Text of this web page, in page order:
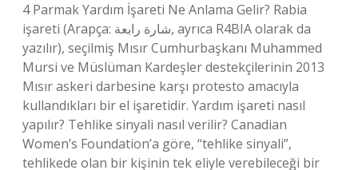
4 Parmak Yardım İşareti Ne Anlama Gelir? Rabia
işareti (Arapça: شارة رابعة, ayrıca R4BIA olarak da
yazılır), seçilmiş Mısır Cumhurbaşkanı Muhammed
Mursi ve Müslüman Kardeşler destekçilerinin 2013
Mısır askeri darbesine karşı protesto amacıyla
kullandıkları bir el işaretidir. Yardım işareti nasıl
yapılır? Tehlike sinyali nasıl verilir? Canadian
Women’s Foundation’a göre, “tehlike sinyali”,
tehlikede olan bir kişinin tek eliyle verebileceği bir